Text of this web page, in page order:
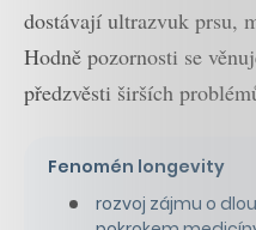
dostávají ultrazvuk prsu,
Hodně pozornosti se
předzvěsti širších
Fenomén longevity
rozvoj zájmu o